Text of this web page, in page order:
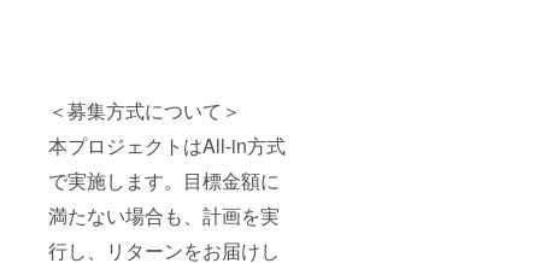
＜募集方式について＞
本プロジェクトはAll-in方式
で実施します。目標金額に
満たない場合も、計画を実
行し、リターンをお届けし